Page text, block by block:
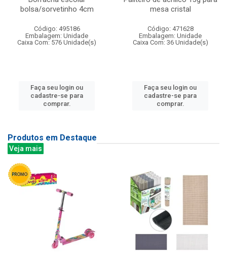
bolsa/sorvetinho 4cm
Código: 495186
Embalagem: Unidade
Caixa Com: 576 Unidade(s)
Faça seu login ou
cadastre-se para
comprar.
mesa cristal
Código: 471628
Embalagem: Unidade
Caixa Com: 36 Unidade(s)
Faça seu login ou
cadastre-se para
comprar.
Produtos em Destaque
Veja mais